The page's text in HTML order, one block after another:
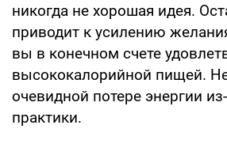
никогда не хорошая идея.
приводит к усилению
вы в конечном счете
высококалорийной пищей.
очевидной потере энергии
практики.